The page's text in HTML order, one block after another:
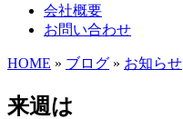
会社概要
お問い合わせ
HOME » ブログ » お知らせ
来週は